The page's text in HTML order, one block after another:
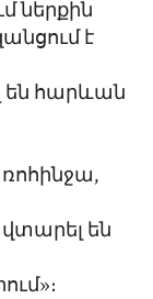
ներքին
է
հարևան
ռոհինջա,
են